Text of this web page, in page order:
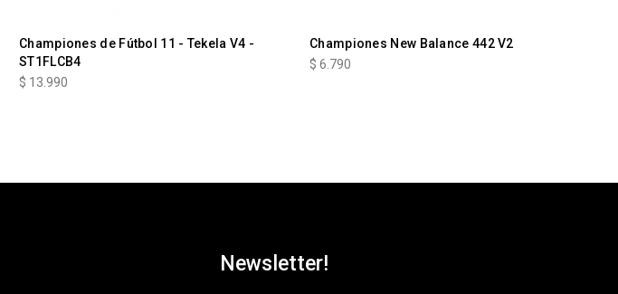
Championes de Fútbol 11 - Tekela V4 -
ST1FLCB4
$ 13.990
Championes New Balance 442 V2
$ 6.790
Newsletter!